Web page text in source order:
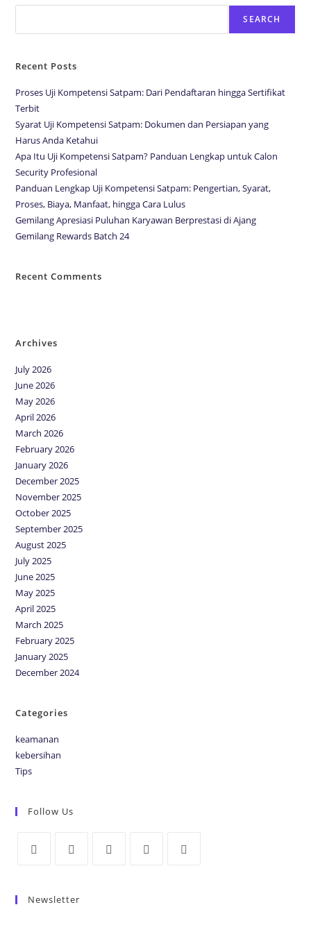
SEARCH
Recent Posts
Proses Uji Kompetensi Satpam: Dari Pendaftaran hingga Sertifikat
Terbit
Syarat Uji Kompetensi Satpam: Dokumen dan Persiapan yang
Harus Anda Ketahui
Apa Itu Uji Kompetensi Satpam? Panduan Lengkap untuk Calon
Security Profesional
Panduan Lengkap Uji Kompetensi Satpam: Pengertian, Syarat,
Proses, Biaya, Manfaat, hingga Cara Lulus
Gemilang Apresiasi Puluhan Karyawan Berprestasi di Ajang
Gemilang Rewards Batch 24
Recent Comments
Archives
July 2026
June 2026
May 2026
April 2026
March 2026
February 2026
January 2026
December 2025
November 2025
October 2025
September 2025
August 2025
July 2025
June 2025
May 2025
April 2025
March 2025
February 2025
January 2025
December 2024
Categories
keamanan
kebersihan
Tips
Follow Us
Newsletter